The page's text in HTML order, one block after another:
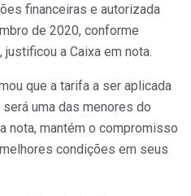
financeiras e autorizada
de 2020, conforme
justificou a Caixa em nota.
que a tarifa a ser aplicada
uma das menores do
nota, mantém o compromisso
condições em seus